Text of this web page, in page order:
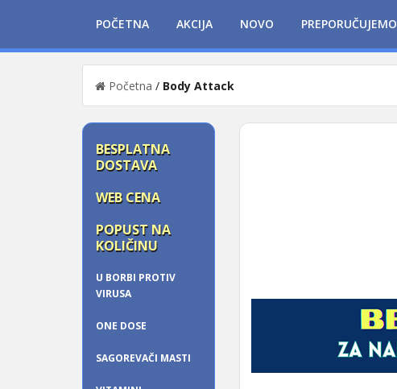
POČETNA AKCIJA NOVO PREPORUČUJEMO
Početna / Body Attack
BESPLATNA
DOSTAVA
WEB CENA
POPUST NA
KOLIČINU
U BORBI PROTIV
VIRUSA
ONE DOSE
SAGOREVAČI MASTI